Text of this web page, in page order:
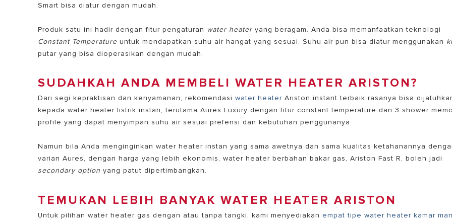
Smart bisa diatur dengan mudah.
Produk satu ini hadir dengan fitur pengaturan water heateryang beragam. Anda bisa memanfaatkan teknologi
Constant Temperatureuntuk mendapatkan suhu air hangat yang sesuai. Suhu air pun bisa diatur menggunakan
putar yang bisa dioperasikan dengan mudah.
SUDAHKAH ANDA MEMBELI WATER HEATER ARISTON?
Dari segi kepraktisan dan kenyamanan, rekomendasiwater heater Ariston instant terbaik rasanya bisa
kepada water heater listrik instan, terutama Aures Luxury dengan fitur constant temperature dan 3 shower
profile yang dapat menyimpan suhu air sesuai prefensi dan kebutuhan penggunanya.
Namun bila Anda menginginkan water heater instan yang sama awetnya dan sama kualitas ketahanannya
varian Aures, dengan harga yang lebih ekonomis, water heater berbahan bakar gas, Ariston Fast R, boleh jadi
secondary optionyang patut dipertimbangkan.
TEMUKAN LEBIH BANYAK WATER HEATER ARISTON
Untuk pilihan water heater gas dengan atau tanpa tangki, kami menyediakanempat tipe water heater kamar